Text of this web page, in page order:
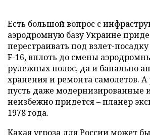
Есть большой вопрос с
аэродромную базу Украине
перестраивать под взлет-
F-16, вплоть до смены
рулежных полос, да и банально
хранения и ремонта самолетов.
пусть даже модернизированные
неизбежно придется – планер
1978 года.
Какая угроза для России может